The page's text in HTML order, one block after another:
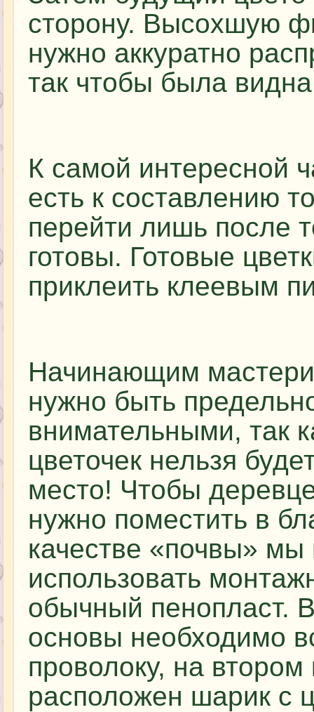
сторону. Высохшую
нужно аккуратно
так чтобы была
К самой интересной
есть к составлению
перейти лишь после
готовы. Готовые
приклеить клеевым
Начинающим
нужно быть
внимательными, так
цветочек нельзя
место! Чтобы
нужно поместить в
качестве «почвы»
использовать
обычный пенопласт.
основы необходимо
проволоку, на втором
расположен шарик с